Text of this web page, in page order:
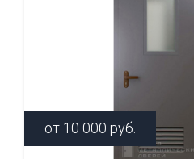
от 10 000 руб.